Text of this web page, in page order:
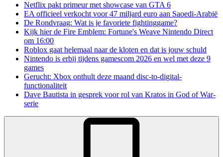
Netflix pakt primeur met showcase van GTA 6
EA officieel verkocht voor 47 miljard euro aan Saoedi-Arabië
De Rondvraag: Wat is je favoriete fightinggame?
Kijk hier de Fire Emblem: Fortune's Weave Nintendo Direct
om 16:00
Roblox gaat helemaal naar de kloten en dat is jouw schuld
Nintendo is erbij tijdens gamescom 2026 en wel met deze 9
games
Gerucht: Xbox onthult deze maand disc-to-digital-
functionaliteit
Dave Bautista in gesprek voor rol van Kratos in God of War-
serie